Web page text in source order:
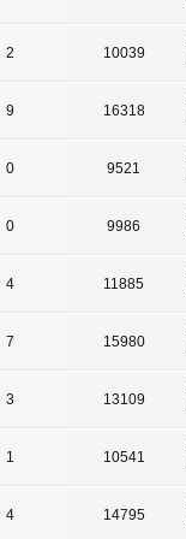
2 10039
9 16318
0 9521
0 9986
4 11885
7 15980
3 13109
1 10541
4 14795